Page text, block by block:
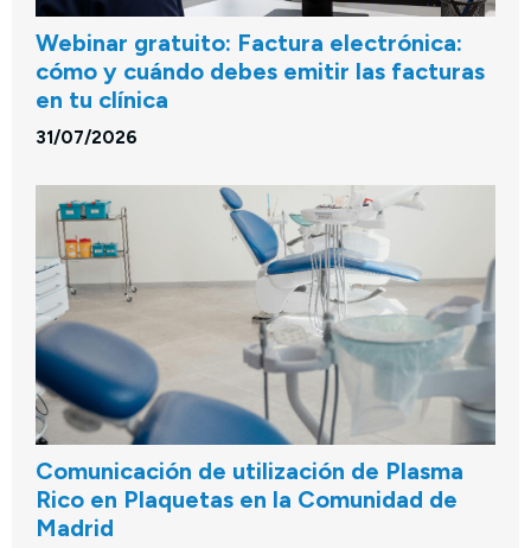
Webinar gratuito: Factura electrónica:
cómo y cuándo debes emitir las facturas
en tu clínica
31/07/2026
Comunicación de utilización de Plasma
Rico en Plaquetas en la Comunidad de
Madrid